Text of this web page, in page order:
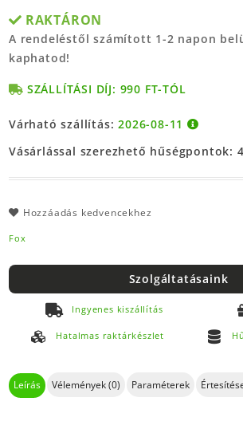
RAKTÁRON
A rendeléstől számított 1-2 napon
kaphatod!
SZÁLLÍTÁSI DÍJ: 990 FT-TÓL
Várható szállítás:2026-08-11
Vásárlással szerezhető hűségpontok:
Hozzáadás kedvencekhez
Fox
Szolgáltatásaink
Ingyenes kiszállítás
Hatalmas raktárkészlet
Leírás Vélemények (0) Paraméterek